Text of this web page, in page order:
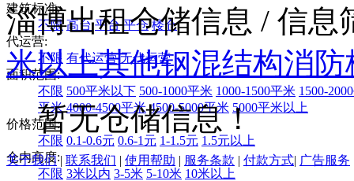
建筑标准:
不限 高台 平台 平仓 楼仓
代运营:
不限 有代运营 无代运营
面积范围:
不限 500平米以下 500-1000平米 1000-1500平米 1500-
平米 4000-4500平米 4500-5000平米 5000平米以上
价格范围:
不限 0.1-0.6元 0.6-1元 1-1.5元 1.5元以上
仓内高度:
不限 3米以内 3-5米 5-10米 10米以上
淄博出租仓储信息 / 信息
米以上其他钢混结构消防
暂无仓储信息！
关于我们| 联系我们 | 使用帮助 | 服务条款 | 付款方式| 广告服务